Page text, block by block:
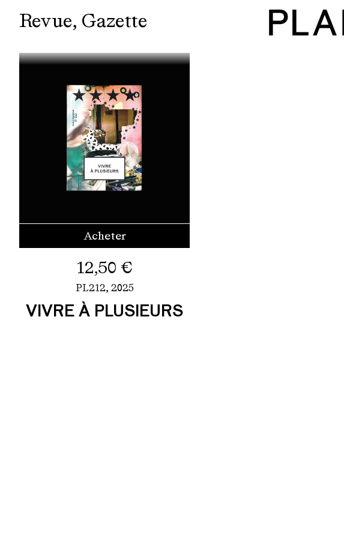
Revue Gazette
Acheter
12,50 €
PL212, 2025
VIVRE À PLUSIEURS